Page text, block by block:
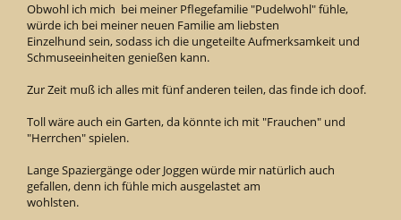
Obwohl ich mich bei meiner Pflegefamilie "Pudelwohl" fühle,
würde ich bei meiner neuen Familie am liebsten
Einzelhund sein, sodass ich die ungeteilte Aufmerksamkeit und
Schmuseeinheiten genießen kann.
Zur Zeit muß ich alles mit fünf anderen teilen, das finde ich doof.
Toll wäre auch ein Garten, da könnte ich mit "Frauchen" und
"Herrchen" spielen.
Lange Spaziergänge oder Joggen würde mir natürlich auch
gefallen, denn ich fühle mich ausgelastet am
wohlsten.